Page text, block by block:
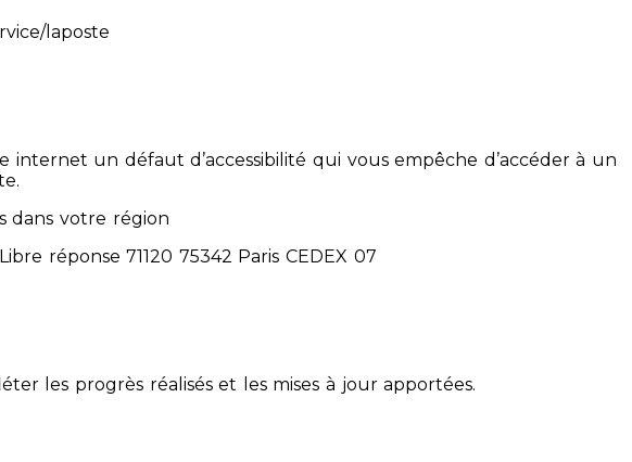
laposte
un défaut d’accessibilité qui vous empêche d’accéder à un
dans votre région
réponse 71120 75342 Paris CEDEX 07
les progrès réalisés et les mises à jour apportées.